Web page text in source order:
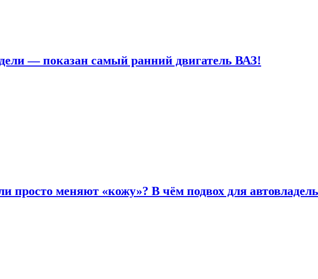
— показан самый ранний двигатель ВАЗ!
просто меняют «кожу»? В чём подвох для